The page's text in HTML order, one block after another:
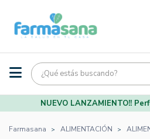
NUEVO LANZAMIENTO!!
Farmasana ALIMENTACIÓN